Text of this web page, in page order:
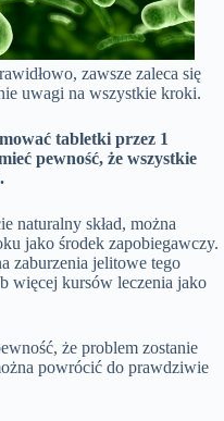
zawsze zaleca się
uwagi na wszystkie kroki.
tabletki przez 1
pewność, że wszystkie
naturalny skład, można
jako środek zapobiegawczy.
zaburzenia jelitowe tego
więcej kursów leczenia jako
że problem zostanie
powrócić do prawdziwie